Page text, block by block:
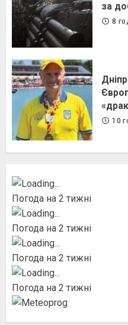
за
8
10
Погода на 2 тижні
Погода на 2 тижні
Погода на 2 тижні
Погода на 2 тижні